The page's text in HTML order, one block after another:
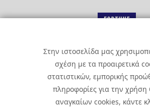
Στην ιστοσελίδα μας
σχέση με τα προαιρετικά
στατιστικών, εμπορικής
πληροφορίες για την χρήση
αναγκαίων cookies, κάντε